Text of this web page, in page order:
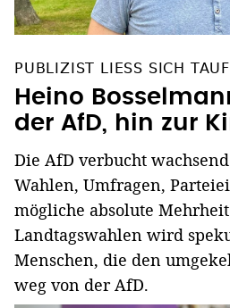
PUBLIZIST LIESS SICH
Heino
der AfD, hin zur
Die AfD verbucht
Wahlen, Umfragen,
mögliche absolute
Landtagswahlen wird
Menschen, die den
weg von der AfD.